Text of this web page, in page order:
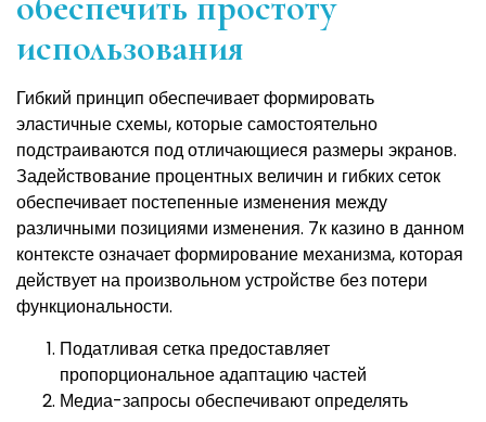
использования
Гибкий принцип обеспечивает формировать
эластичные схемы, которые самостоятельно
подстраиваются под отличающиеся размеры экранов.
Задействование процентных величин и гибких сеток
обеспечивает постепенные изменения между
различными позициями изменения. 7к казино в данном
контексте означает формирование механизма, которая
действует на произвольном устройстве без потери
функциональности.
Податливая сетка предоставляет
пропорциональное адаптацию частей
Медиа-запросы обеспечивают определять